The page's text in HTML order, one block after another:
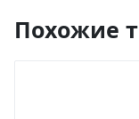
Похожие